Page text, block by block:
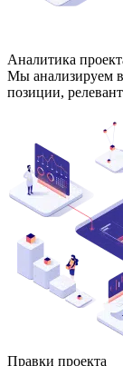
Аналитика
Мы анализируем
позиции,
Правки проекта